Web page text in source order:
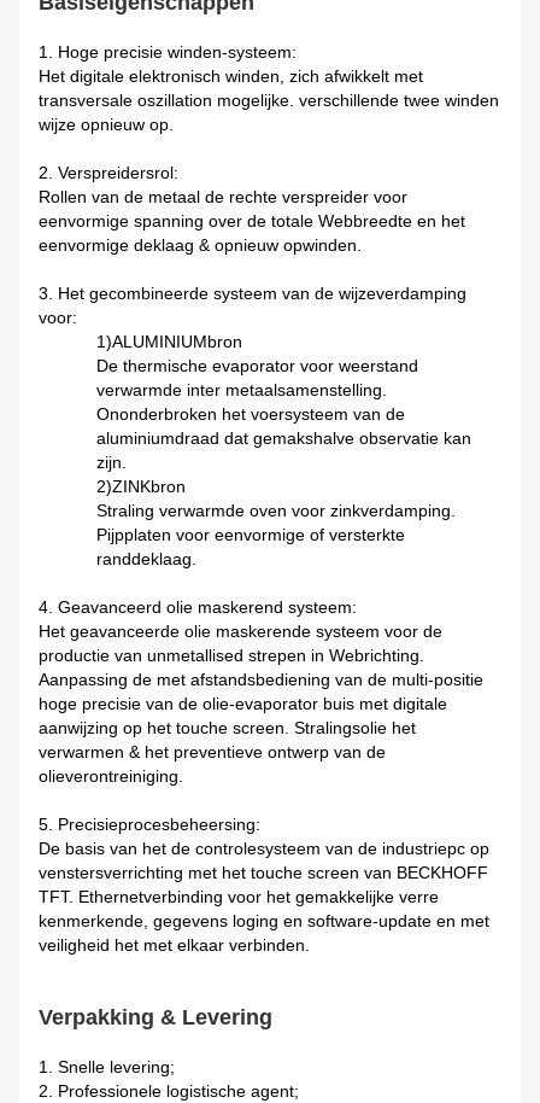
1. Hoge precisie winden-systeem:
Het digitale elektronisch winden, zich afwikkelt met
transversale oszillation mogelijke. verschillende twee winden
wijze opnieuw op.
2. Verspreidersrol:
Rollen van de metaal de rechte verspreider voor
eenvormige spanning over de totale Webbreedte en het
eenvormige deklaag & opnieuw opwinden.
3. Het gecombineerde systeem van de wijzeverdamping
voor:
1)ALUMINIUMbron
De thermische evaporator voor weerstand
verwarmde inter metaalsamenstelling.
Ononderbroken het voersysteem van de
aluminiumdraad dat gemakshalve observatie kan
zijn.
2)ZINKbron
Straling verwarmde oven voor zinkverdamping.
Pijpplaten voor eenvormige of versterkte
randdeklaag.
4. Geavanceerd olie maskerend systeem:
Het geavanceerde olie maskerende systeem voor de
productie van unmetallised strepen in Webrichting.
Aanpassing de met afstandsbediening van de multi-positie
hoge precisie van de olie-evaporator buis met digitale
aanwijzing op het touche screen. Stralingsolie het
verwarmen & het preventieve ontwerp van de
olieverontreiniging.
5. Precisieprocesbeheersing:
De basis van het de controlesysteem van de industriepc op
venstersverrichting met het touche screen van BECKHOFF
TFT. Ethernetverbinding voor het gemakkelijke verre
kenmerkende, gegevens loging en software-update en met
veiligheid het met elkaar verbinden.
Verpakking & Levering
1. Snelle levering;
2. Professionele logistische agent;